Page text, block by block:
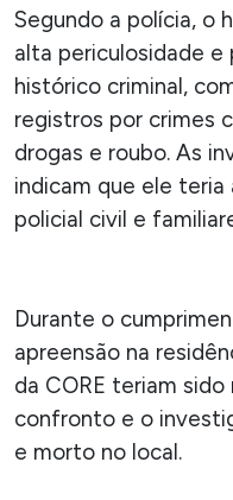
Segundo a polícia, o
alta periculosidade e
histórico criminal,
registros por crimes
drogas e roubo. As
indicam que ele
policial civil e
Durante o
apreensão na
da CORE teriam
confronto e o
e morto no local.